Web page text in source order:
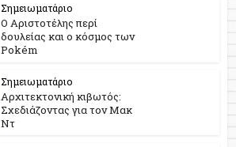
Σημειωματάριο
Ο Αριστοτέλης περί
δουλείας και ο κόσμος των
Pokém
Σημειωματάριο
Αρχιτεκτονική κιβωτός:
Σχεδιάζοντας για τον Μακ
Ντ